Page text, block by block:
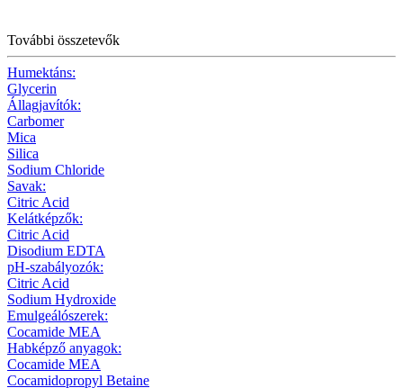
További összetevők
Humektáns:
Glycerin
Állagjavítók:
Carbomer
Mica
Silica
Sodium Chloride
Savak:
Citric Acid
Kelátképzők:
Citric Acid
Disodium EDTA
pH-szabályozók:
Citric Acid
Sodium Hydroxide
Emulgeálószerek:
Cocamide MEA
Habképző anyagok:
Cocamide MEA
Cocamidopropyl Betaine